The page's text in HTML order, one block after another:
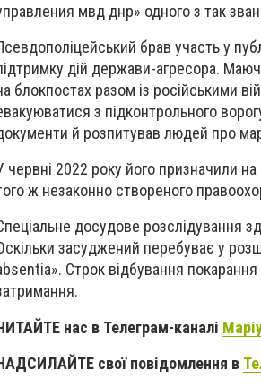
мвд днр» одного з так
брав участь у
дій держави-агресора.
блокпостах разом із російськими
з підконтрольного
й розпитував людей про
червні 2022 року його призначили
ж незаконно створеного
досудове розслідування
засуджений перебуває у
Строк відбування
нас в Телеграм-каналі
свої повідомлення в